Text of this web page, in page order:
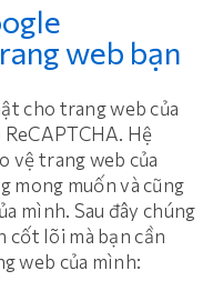
web bạn
cho trang web của
Hệ
vệ trang web của
mong muốn và cũng
mình. Sau đây chúng
cốt lõi mà bạn cần
web của mình: